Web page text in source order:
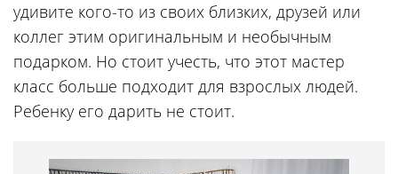
удивите кого-то из своих близких, друзей или
коллег этим оригинальным и необычным
подарком. Но стоит учесть, что этот мастер
класс больше подходит для взрослых людей.
Ребенку его дарить не стоит.